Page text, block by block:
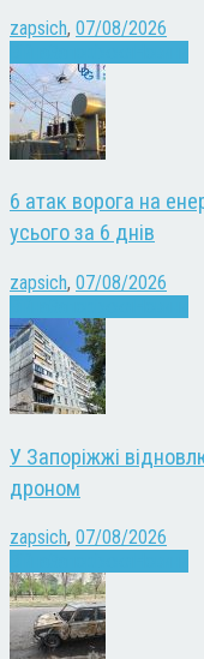
zapsich, 07/08/2026
6 атак ворога на
усього за 6 днів
zapsich, 07/08/2026
У Запоріжжі
дроном
zapsich, 07/08/2026